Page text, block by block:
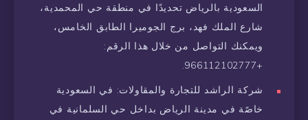
السعودية بالرياض تحديدًا في منطقة حي المحمدية،
شارع الملك فهد، برج الجوميرا الطابق الخامس،
ويمكنك التواصل من خلال هذا الرقم:
+966112102777.
شركة الراشد للتجارة والمقاولات: في السعودية
خاصًة في مدينة الرياض بداخل حي السلمانية في